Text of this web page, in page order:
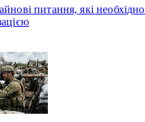
питання, які